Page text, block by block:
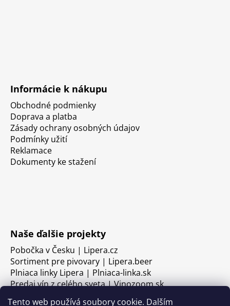
Tento web používá soubory cookie. Dalším
Informácie k nákupu
Obchodné podmienky
Doprava a platba
Zásady ochrany osobných údajov
Podmínky užití
Reklamace
Dokumenty ke stažení
Naše ďalšie projekty
Pobočka v Česku | Lipera.cz
Sortiment pre pivovary | Lipera.beer
Plniaca linky Lipera | Plniaca-linka.sk
Predaj vín z celého sveta | Vinozoom.sk